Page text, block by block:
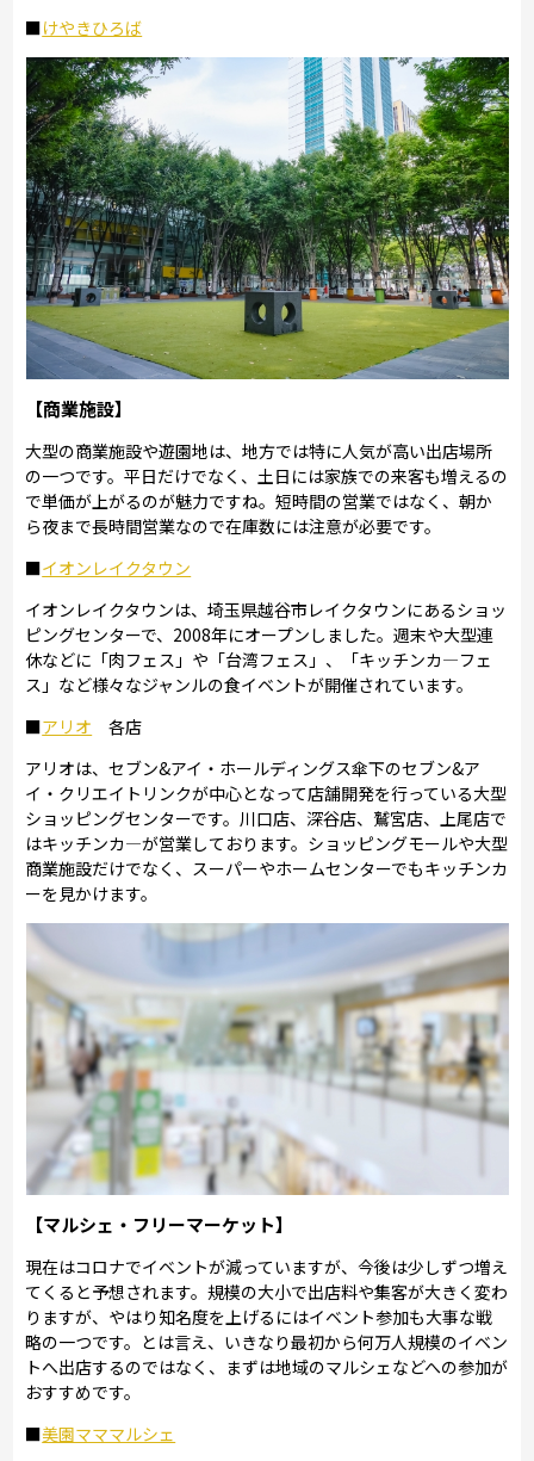
■けやきひろば
【商業施設】
大型の商業施設や遊園地は、地方では特に人気が高い出店場所
の一つです。平日だけでなく、土日には家族での来客も増えるの
で単価が上がるのが魅力ですね。短時間の営業ではなく、朝か
ら夜まで長時間営業なので在庫数には注意が必要です。
■イオンレイクタウン
イオンレイクタウンは、埼玉県越谷市レイクタウンにあるショッ
ピングセンターで、2008年にオープンしました。週末や大型連
休などに「肉フェス」や「台湾フェス」、「キッチンカ―フェ
ス」など様々なジャンルの食イベントが開催されています。
■アリオ 各店
アリオは、セブン&アイ・ホールディングス傘下のセブン&ア
イ・クリエイトリンクが中心となって店舗開発を行っている大型
ショッピングセンターです。川口店、深谷店、鷲宮店、上尾店で
はキッチンカ―が営業しております。ショッピングモールや大型
商業施設だけでなく、スーパーやホームセンターでもキッチンカ
ーを見かけます。
【マルシェ・フリーマーケット】
現在はコロナでイベントが減っていますが、今後は少しずつ増え
てくると予想されます。規模の大小で出店料や集客が大きく変わ
りますが、やはり知名度を上げるにはイベント参加も大事な戦
略の一つです。とは言え、いきなり最初から何万人規模のイベン
トへ出店するのではなく、まずは地域のマルシェなどへの参加が
おすすめです。
■美園マママルシェ